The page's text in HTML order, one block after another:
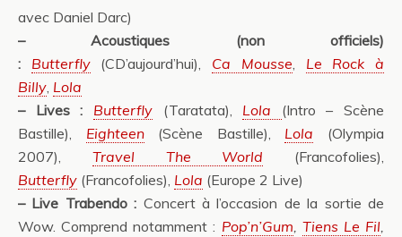
avec Daniel Darc)
– Acoustiques (non officiels)
:
Butterfly (CD’aujourd’hui), Ca Mousse, Le Rock à
Billy, Lola
– Lives :
Butterfly (Taratata), Lola (Intro – Scène
Bastille), Eighteen (Scène Bastille), Lola
(Olympia
2007), Travel The World
(Francofolies),
Butterfly (Francofolies), Lola (Europe 2 Live)
– Live Trabendo : Concert à l’occasion de la sortie de
Wow. Comprend notamment : Pop’n’Gum, Tiens Le Fil,